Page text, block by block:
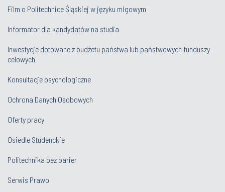
Film o Politechnice Śląskiej w języku migowym
Informator dla kandydatów na studia
Inwestycje dotowane z budżetu państwa lub państwowych funduszy
celowych
Konsultacje psychologiczne
Ochrona Danych Osobowych
Oferty pracy
Osiedle Studenckie
Politechnika bez barier
Serwis Prawo